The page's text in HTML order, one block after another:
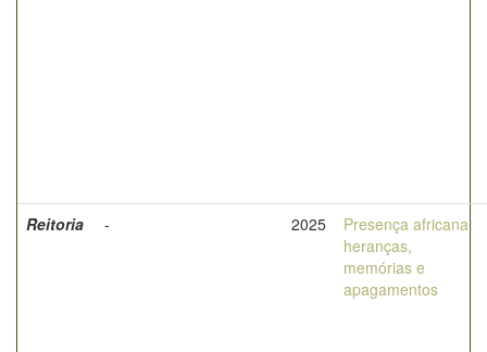
Reitoria - 2025
Presença africana:
heranças,
memórias e
apagamentos